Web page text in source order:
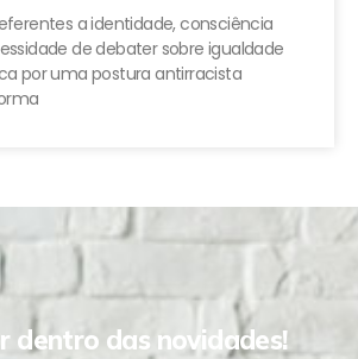
a identidade, consciência
de debater sobre igualdade
por uma postura antirracista
dentro das novidades!